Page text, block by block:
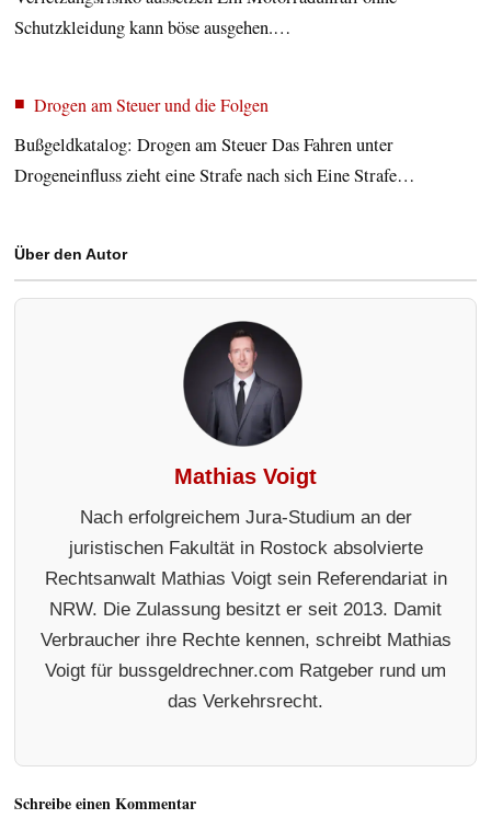
Schutzkleidung kann böse ausgehen.…
Drogen am Steuer und die Folgen
Bußgeldkatalog: Drogen am Steuer Das Fahren unter
Drogeneinfluss zieht eine Strafe nach sich Eine Strafe…
Über den Autor
Mathias Voigt
Nach erfolgreichem Jura-Studium an der
juristischen Fakultät in Rostock absolvierte
Rechtsanwalt Mathias Voigt sein Referendariat in
NRW. Die Zulassung besitzt er seit 2013. Damit
Verbraucher ihre Rechte kennen, schreibt Mathias
Voigt für bussgeldrechner.com Ratgeber rund um
das Verkehrsrecht.
Schreibe einen Kommentar